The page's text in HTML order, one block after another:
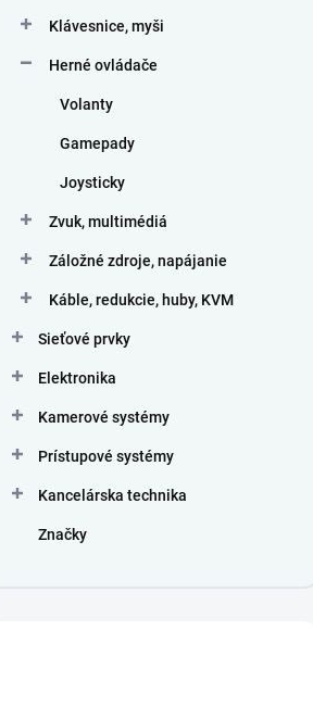
Klávesnice, myši
Herné ovládače
Volanty
Gamepady
Joysticky
Zvuk, multimédiá
Záložné zdroje, napájanie
Káble, redukcie, huby, KVM
Sieťové prvky
Elektronika
Kamerové systémy
Prístupové systémy
Kancelárska technika
Značky